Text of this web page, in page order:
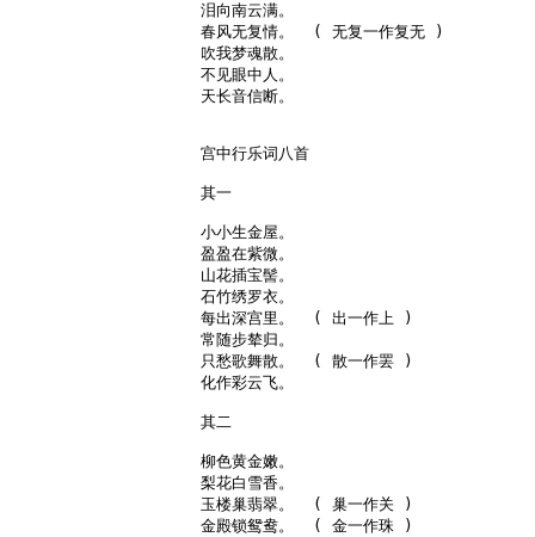
泪向南云满。
春风无复情。  ( 无复一作复无 )
吹我梦魂散。
不见眼中人。
天长音信断。
宫中行乐词八首
其一
小小生金屋。
盈盈在紫微。
山花插宝髻。
石竹绣罗衣。
每出深宫里。  ( 出一作上 )
常随步辇归。
只愁歌舞散。  ( 散一作罢 )
化作彩云飞。
其二
柳色黄金嫩。
梨花白雪香。
玉楼巢翡翠。  ( 巢一作关 )
金殿锁鸳鸯。  ( 金一作珠 )